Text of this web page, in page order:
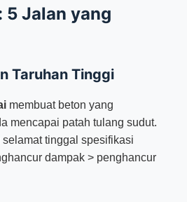
5 Jalan yang
Taruhan Tinggi
membuat beton yang
mencapai patah tulang sudut.
tinggal spesifikasi
dampak > penghancur